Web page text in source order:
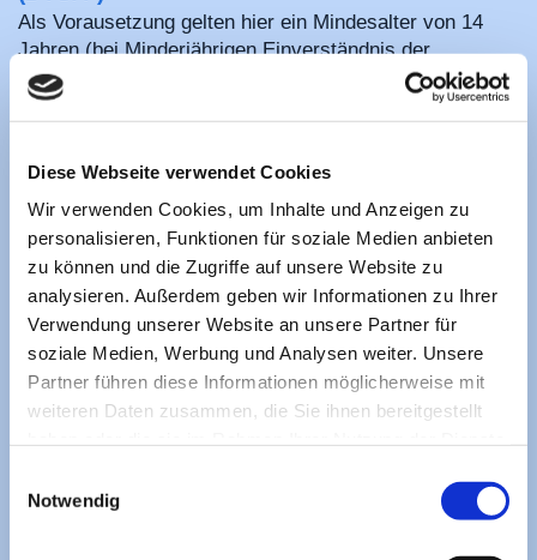
Diese Webseite verwendet Cookies
Wir verwenden Cookies, um Inhalte und Anzeigen zu
personalisieren, Funktionen für soziale Medien anbieten
zu können und die Zugriffe auf unsere Website zu
analysieren. Außerdem geben wir Informationen zu Ihrer
Verwendung unserer Website an unsere Partner für
soziale Medien, Werbung und Analysen weiter. Unsere
Partner führen diese Informationen möglicherweise mit
weiteren Daten zusammen, die Sie ihnen bereitgestellt
Notwendig
Als Vorausetzung gelten hier ein Mindesalter von 14
Jahren (bei Minderjährigen Einverständnis der
Erziehungsberechtigten) sowie der Nachweis der
Tauchtauglichkeit durch ein ärtzliches
- 5 Freiwassertauchgänge in denen verschiedene
Prüfungen abgelegt
werden, wenn der Schüler die Ausbildung zum
Grundtauchschein vor weniger als 15 Monaten
erfolgreich abgeschlossen hat
ODER ohne GTS (dann abweichende, höhere Gebühren)
- Theorieunterricht mit anschl. schriftlicher Prüfung
- Ausbildung im Schnorcheltauchen mit
Prüfungen abgelegt werden.